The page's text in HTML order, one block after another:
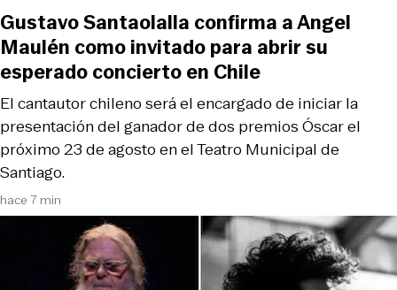
hace 7 min
El cantautor chileno será el encargado de iniciar la
presentación del ganador de dos premios Óscar el
próximo 23 de agosto en el Teatro Municipal de
Santiago.
Gustavo Santaolalla confirma a Angel
Maulén como invitado para abrir su
esperado concierto en Chile